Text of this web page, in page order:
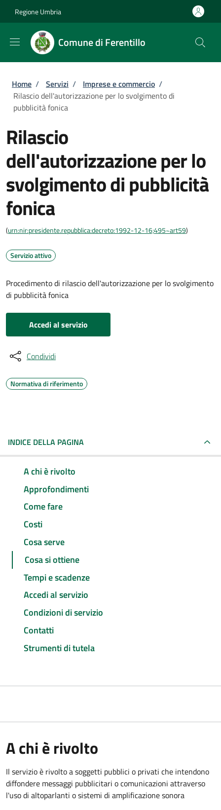
Regione Umbria
Comune di Ferentillo
Briciole di pane
Home / Servizi / Imprese e commercio /
Rilascio dell'autorizzazione per lo svolgimento di
pubblicità fonica
Rilascio
dell'autorizzazione per lo
svolgimento di pubblicità
fonica
(urn:nir:presidente.repubblica:decreto:1992-12-16;495~art59)
Servizio attivo
Procedimento di rilascio dell'autorizzazione per lo svolgimento
di pubblicità fonica
Accedi al servizio
Condividi
Normativa di riferimento
INDICE DELLA PAGINA
A chi è rivolto
Approfondimenti
Come fare
Costi
Cosa serve
Cosa si ottiene
Tempi e scadenze
Accedi al servizio
Condizioni di servizio
Contatti
Strumenti di tutela
A chi è rivolto
Il servizio è rivolto a soggetti pubblici o privati che intendono
diffondere messaggi pubblicitari o comunicazioni attraverso
l'uso di altoparlanti o sistemi di amplificazione sonora